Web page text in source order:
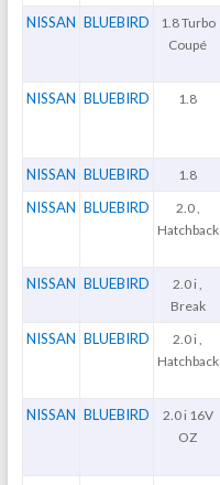
NISSAN BLUEBIRD
1.8 Turbo
Coupé
NISSAN BLUEBIRD 1.8
NISSAN BLUEBIRD 1.8
NISSAN BLUEBIRD
2.0 ,
Hatchback
NISSAN BLUEBIRD
2.0 i ,
Break
NISSAN BLUEBIRD
2.0 i ,
Hatchback
NISSAN BLUEBIRD
2.0 i 16V
OZ